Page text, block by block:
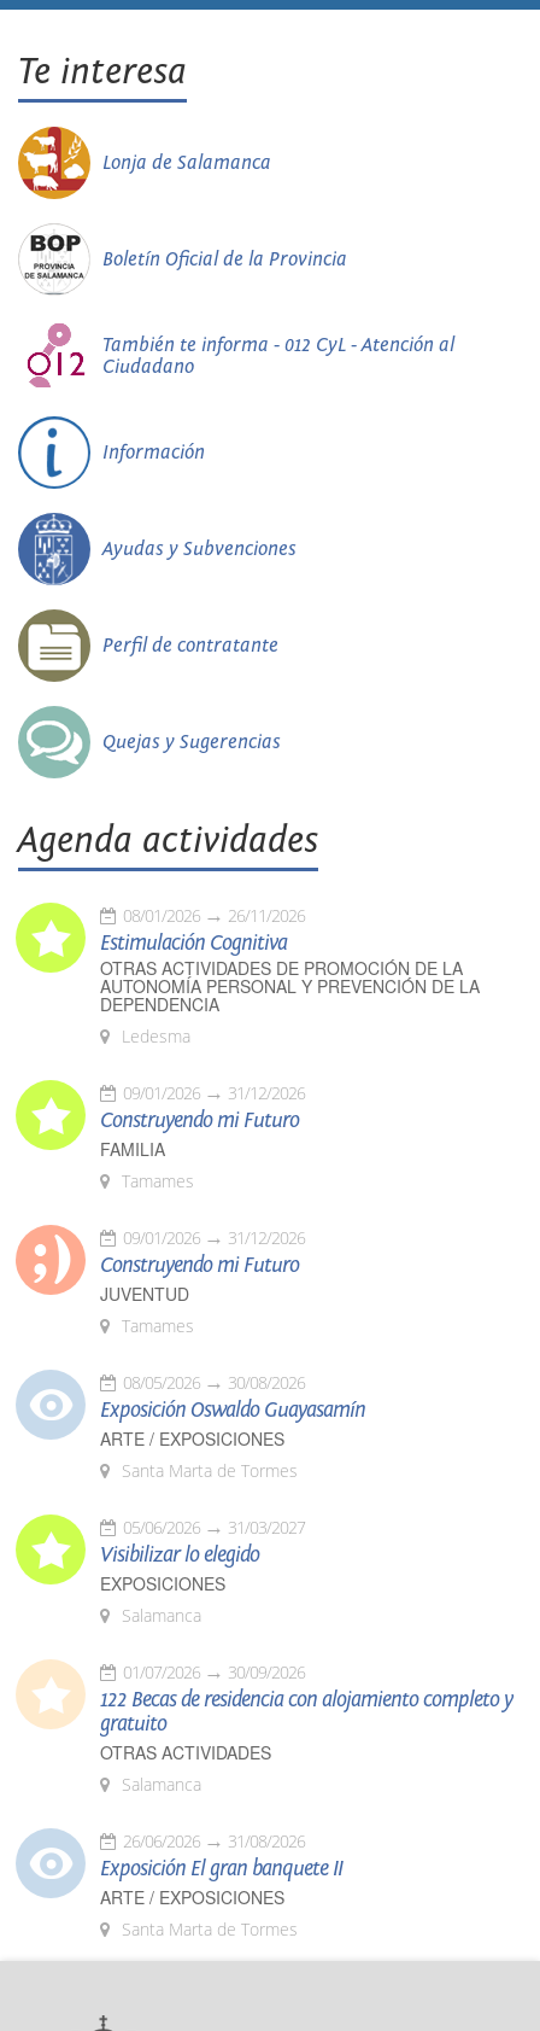
Te interesa
Lonja de Salamanca
Boletín Oficial de la Provincia
También te informa - 012 CyL - Atención al
Ciudadano
Información
Ayudas y Subvenciones
Perfil de contratante
Quejas y Sugerencias
Agenda actividades
08/01/2026 26/11/2026
Estimulación Cognitiva
OTRAS ACTIVIDADES DE PROMOCIÓN DE LA
AUTONOMÍA PERSONAL Y PREVENCIÓN DE LA
DEPENDENCIA
Ledesma
09/01/2026 31/12/2026
Construyendo mi Futuro
FAMILIA
Tamames
09/01/2026 31/12/2026
Construyendo mi Futuro
JUVENTUD
Tamames
08/05/2026 30/08/2026
Exposición Oswaldo Guayasamín
ARTE / EXPOSICIONES
Santa Marta de Tormes
05/06/2026 31/03/2027
Visibilizar lo elegido
EXPOSICIONES
Salamanca
01/07/2026 30/09/2026
122 Becas de residencia con alojamiento completo y
gratuito
OTRAS ACTIVIDADES
Salamanca
26/06/2026 31/08/2026
Exposición El gran banquete II
ARTE / EXPOSICIONES
Santa Marta de Tormes